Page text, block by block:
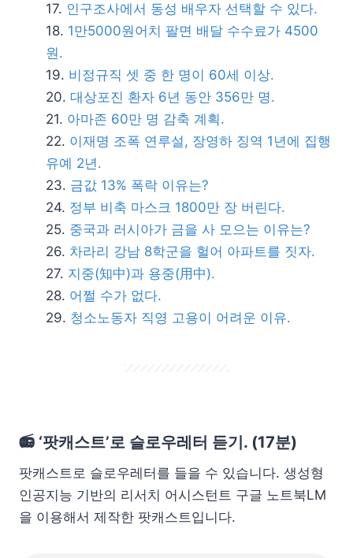
인구조사에서 동성 배우자 선택할 수 있다.
1만5000원어치 팔면 배달 수수료가 4500
원.
비정규직 셋 중 한 명이 60세 이상.
대상포진 환자 6년 동안 356만 명.
아마존 60만 명 감축 계획.
이재명 조폭 연루설, 장영하 징역 1년에 집행
유예 2년.
금값 13% 폭락 이유는?
정부 비축 마스크 1800만 장 버린다.
중국과 러시아가 금을 사 모으는 이유는?
차라리 강남 8학군을 헐어 아파트를 짓자.
지중(知中)과 용중(用中).
어쩔 수가 없다.
청소노동자 직영 고용이 어려운 이유.
📻 ‘팟캐스트’로 슬로우레터 듣기. (17분)
팟캐스트로 슬로우레터를 들을 수 있습니다. 생성형
인공지능 기반의 리서치 어시스턴트 구글 노트북LM
을 이용해서 제작한 팟캐스트입니다.